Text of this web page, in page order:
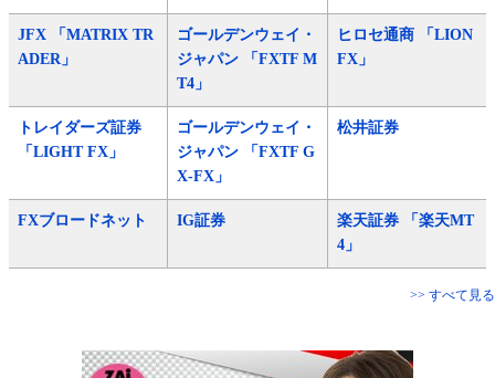
JFX 「MATRIX TR
ADER」
ゴールデンウェイ・
ジャパン 「FXTF M
T4」
ヒロセ通商 「LION
FX」
トレイダーズ証券
「LIGHT FX」
ゴールデンウェイ・
ジャパン 「FXTF G
X-FX」
松井証券
FXブロードネット IG証券
楽天証券 「楽天MT
4」
>> すべて見る